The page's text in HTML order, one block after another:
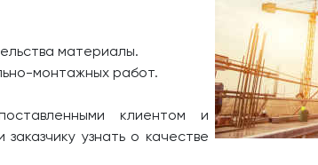
материалы.
монтажных работ.
клиентом и
узнать о качестве